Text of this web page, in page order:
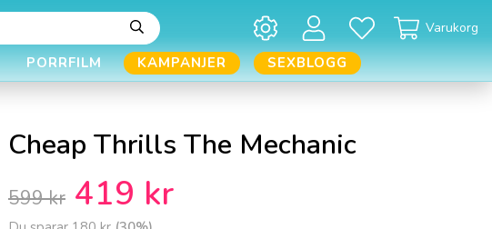
Varukorg
PORRFILM KAMPANJER SEXBLOGG
Cheap Thrills The Mechanic
599 kr 419 kr